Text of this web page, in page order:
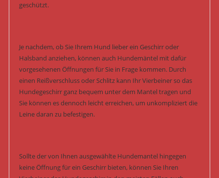
geschützt.
Je nachdem, ob Sie Ihrem Hund lieber ein Geschirr oder
Halsband anziehen, können auch Hundemäntel mit dafür
vorgesehenen Öffnungen für Sie in Frage kommen. Durch
einen Reißverschluss oder Schlitz kann Ihr Vierbeiner so das
Hundegeschirr ganz bequem unter dem Mantel tragen und
Sie können es dennoch leicht erreichen, um unkompliziert die
Leine daran zu befestigen.
Sollte der von Ihnen ausgewählte Hundemantel hingegen
keine Öffnung für ein Geschirr bieten, können Sie Ihren